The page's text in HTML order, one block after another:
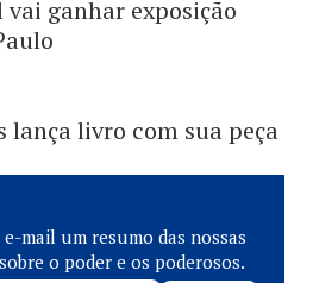
ganhar exposição
lança livro com sua peça
mail um resumo das nossas
o poder e os poderosos.